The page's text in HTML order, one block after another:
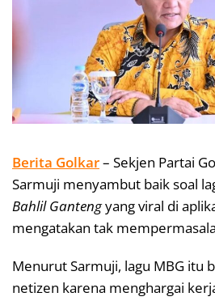
Berita Golkar– Sekjen Partai
Sarmuji menyambut baik soal
Bahlil Gantengyang viral di
mengatakan tak
Menurut Sarmuji, lagu MBG itu
netizen karena menghargai